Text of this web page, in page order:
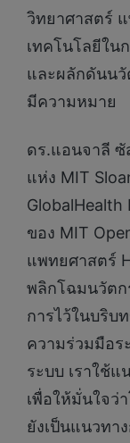
วิทยาศาสตร์
เทคโนโลยีใน
และผลักดันนวั
มีความหมาย
ดร.แอนจาลี ซั
แห่ง MIT
ของ MIT
แพทยศาสตร์
พลิกโฉมนวัตก
การไว้ในบริบ
ความร่วมมือร
ระบบ เราใช้
เพื่อให้มั่นใจว่
ยังเป็นแนวทา